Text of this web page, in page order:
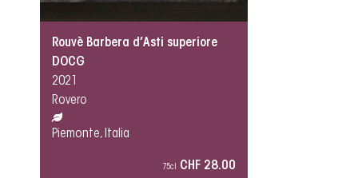
Rouvè Barbera d’Asti superiore
DOCG
2021
Rovero
Piemonte, Italia
75cl CHF 28.00